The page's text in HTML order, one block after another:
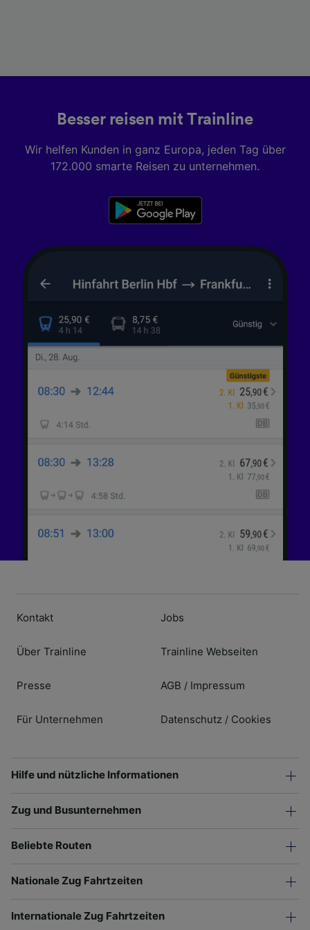
Besser reisen mit Trainline
Wir helfen Kunden in ganz Europa, jeden Tag über
172.000 smarte Reisen zu unternehmen.
Kontakt
Über Trainline
Presse
Für Unternehmen
Jobs
Trainline Webseiten
AGB / Impressum
Datenschutz / Cookies
Hilfe und nützliche Informationen
Zug und Busunternehmen
Beliebte Routen
Nationale Zug Fahrtzeiten
Internationale Zug Fahrtzeiten